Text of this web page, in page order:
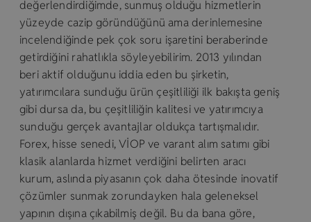
değerlendirdiğimde, sunmuş olduğu hizmetlerin
yüzeyde cazip göründüğünü ama derinlemesine
incelendiğinde pek çok soru işaretini beraberinde
getirdiğini rahatlıkla söyleyebilirim. 2013 yılından
beri aktif olduğunu iddia eden bu şirketin,
yatırımcılara sunduğu ürün çeşitliliği ilk bakışta geniş
gibi dursa da, bu çeşitliliğin kalitesi ve yatırımcıya
sunduğu gerçek avantajlar oldukça tartışmalıdır.
Forex, hisse senedi, VİOP ve varant alım satımı gibi
klasik alanlarda hizmet verdiğini belirten aracı
kurum, aslında piyasanın çok daha ötesinde inovatif
çözümler sunmak zorundayken hala geleneksel
yapının dışına çıkabilmiş değil. Bu da bana göre,